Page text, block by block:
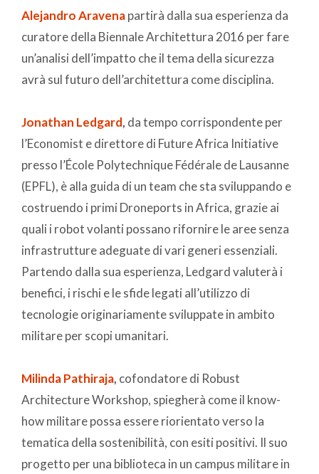
Alejandro Aravenapartirà dalla sua esperienza da
curatore della Biennale Architettura 2016 per fare
un’analisi dell’impatto che il tema della sicurezza
avrà sul futuro dell’architettura come disciplina.
Jonathan Ledgard, da tempo corrispondente per
l’Economist e direttore di Future Africa Initiative
presso l’École Polytechnique Fédérale de Lausanne
(EPFL), è alla guida di un team che sta sviluppando e
costruendo i primi Droneports in Africa, grazie ai
quali i robot volanti possano rifornire le aree senza
infrastrutture adeguate di vari generi essenziali.
Partendo dalla sua esperienza, Ledgard valuterà i
benefici, i rischi e le sfide legati all’utilizzo di
tecnologie originariamente sviluppate in ambito
militare per scopi umanitari.
Milinda Pathiraja, cofondatore di Robust
Architecture Workshop, spiegherà come il know-
how militare possa essere riorientato verso la
tematica della sostenibilità, con esiti positivi. Il suo
progetto per una biblioteca in un campus militare in